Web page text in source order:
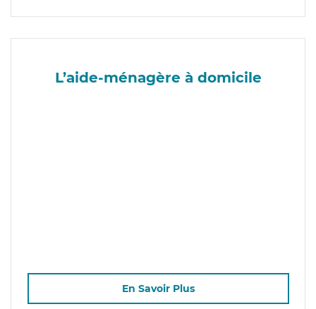
L’aide-ménagère à domicile
En Savoir Plus